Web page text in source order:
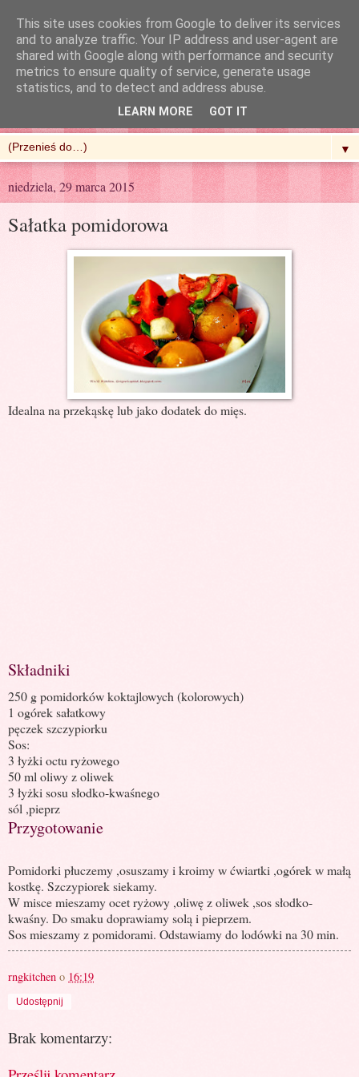
R'n'G Kitchen
▼
niedziela, 29 marca 2015
Sałatka pomidorowa
Idealna na przekąskę lub jako dodatek do mięs.
Składniki
250 g pomidorków koktajlowych (kolorowych)
1 ogórek sałatkowy
pęczek szczypiorku
Sos:
3 łyżki octu ryżowego
50 ml oliwy z oliwek
3 łyżki sosu słodko-kwaśnego
sól ,pieprz
Przygotowanie
Pomidorki płuczemy ,osuszamy i kroimy w ćwiartki ,ogórek w małą
kostkę. Szczypiorek siekamy.
W misce mieszamy ocet ryżowy ,oliwę z oliwek ,sos słodko-
kwaśny. Do smaku doprawiamy solą i pieprzem.
Sos mieszamy z pomidorami. Odstawiamy do lodówki na 30 min.
rngkitchen o 16:19
Udostępnij
Brak komentarzy:
This site uses cookies from Google to deliver its services
and to analyze traffic. Your IP address and user-agent are
shared with Google along with performance and security
metrics to ensure quality of service, generate usage
statistics, and to detect and address abuse.
LEARN MORE GOT IT